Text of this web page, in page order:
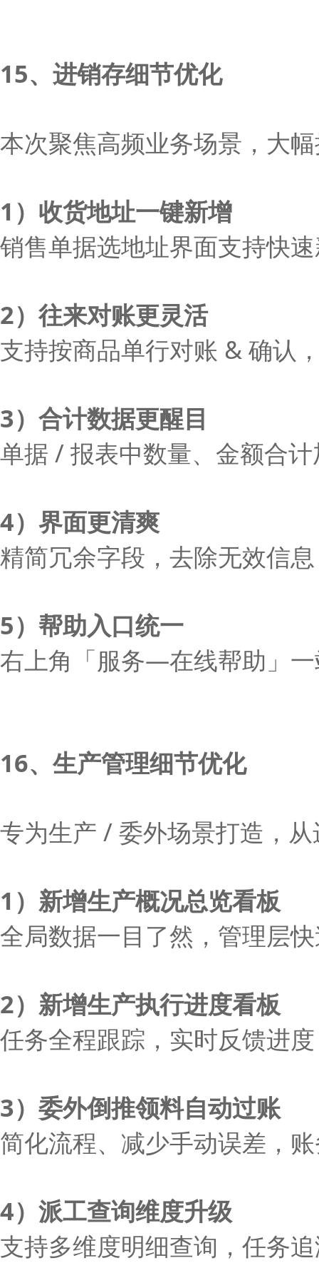
15、进销存细节优化
本次聚焦高频业务场景，大
1）收货地址一键新增
销售单据选地址界面支持快
2）往来对账更灵活
支持按商品单行对账 & 确认
3）合计数据更醒目
单据 / 报表中数量、金额合
4）界面更清爽
精简冗余字段，去除无效信
5）帮助入口统一
右上角「服务—在线帮助」
16、生产管理细节优化
专为生产 / 委外场景打造，
1）新增生产概况总览看板
全局数据一目了然，管理层
2）新增生产执行进度看板
任务全程跟踪，实时反馈进
3）委外倒推领料自动过账
简化流程、减少手动误差，
4）派工查询维度升级
支持多维度明细查询，任务